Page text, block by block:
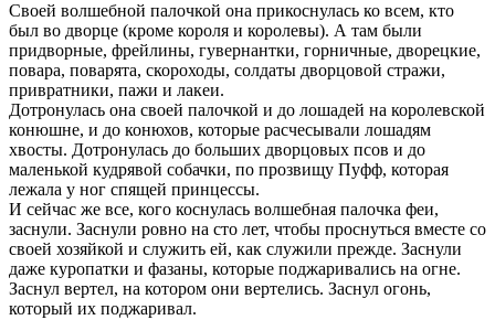
Своей волшебной палочкой она прикоснулась ко всем, кто
был во дворце (кроме короля и королевы). А там были
придворные, фрейлины, гувернантки, горничные, дворецкие,
повара, поварята, скороходы, солдаты дворцовой стражи,
привратники, пажи и лакеи.
Дотронулась она своей палочкой и до лошадей на королевской
конюшне, и до конюхов, которые расчесывали лошадям
хвосты. Дотронулась до больших дворцовых псов и до
маленькой кудрявой собачки, по прозвищу Пуфф, которая
лежала у ног спящей принцессы.
И сейчас же все, кого коснулась волшебная палочка феи,
заснули. Заснули ровно на сто лет, чтобы проснуться вместе со
своей хозяйкой и служить ей, как служили прежде. Заснули
даже куропатки и фазаны, которые поджаривались на огне.
Заснул вертел, на котором они вертелись. Заснул огонь,
который их поджаривал.